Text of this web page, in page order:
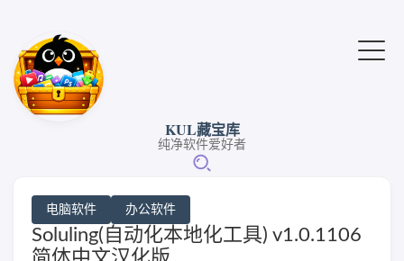
KUL藏宝库
纯净软件爱好者
电脑软件 办公软件
Soluling(自动化本地化工具) v1.0.1106